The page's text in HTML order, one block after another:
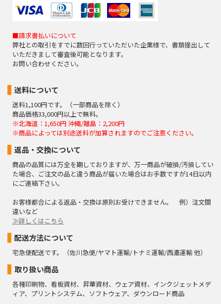
■請求書払いについて
弊社との取引をすでに数回行っていただいた企業様で、書類提出して
いただきまして審査後可能となります。
お問い合わせください。
送料について
送料1,100円です。（一部商品を除く）
商品価格33,000円以上で無料。
※北海道：1,650円 沖縄/離島：2,200円
※商品によっては別途送料が加算されますのでご注意ください。
返品・交換について
商品の品質には万全を期しておりますが、万一商品が破損/汚損してい
た場合、ご注文の品と違う商品が届いた場合はお手数ですが14日以内
にご連絡下さい。
お客様都合による返品・交換は原則お受けできません。 例）注文間
違いなど
≫詳しくはこちら
配送方法について
宅急便配送です。（佐川急便/ヤマト運輸/トナミ運輸/西濃運輸 他）
取り扱い商品
各種印刷物、看板資材、昇華資材、ウェア資材、インクジェットメデ
ィア、プリントシステム、ソフトウェア、ダウンロード商品